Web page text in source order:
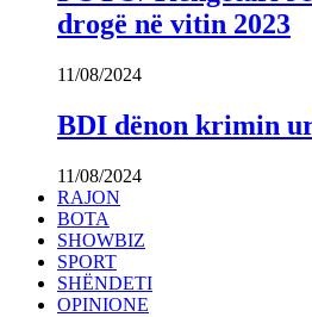
drogë në vitin 2023
11/08/2024
BDI dënon krimin
11/08/2024
RAJON
BOTA
SHOWBIZ
SPORT
SHËNDETI
OPINIONE